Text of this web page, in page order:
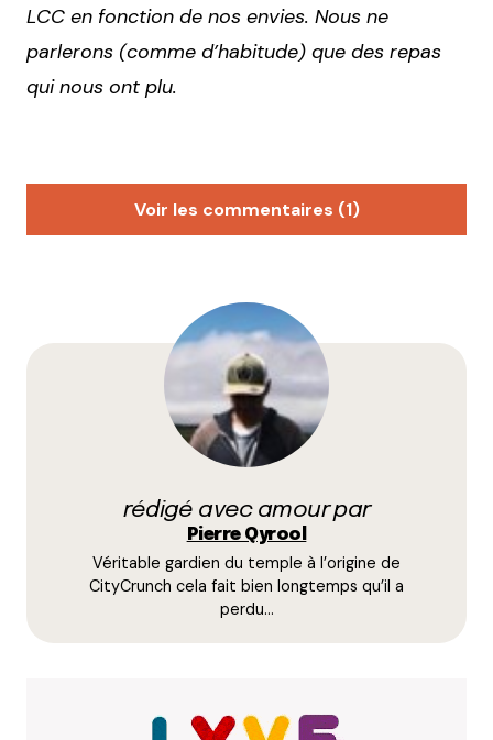
LCC en fonction de nos envies. Nous ne
parlerons (comme d’habitude) que des repas
qui nous ont plu.
Voir les commentaires (1)
On a testé ici aussi!! la glace est arrivée un peu
A 2 on a opté pour la version XL plus avantageuse!
Votre adresse e-mail ne sera pas publiée. Les
champs obligatoires sont indiqués avec
Prévenez-moi de tous les nouveaux commentaires
rédigé avec amour par
Pierre Qyrool
Véritable gardien du temple à l’origine de
CityCrunch cela fait bien longtemps qu’il a
perdu…